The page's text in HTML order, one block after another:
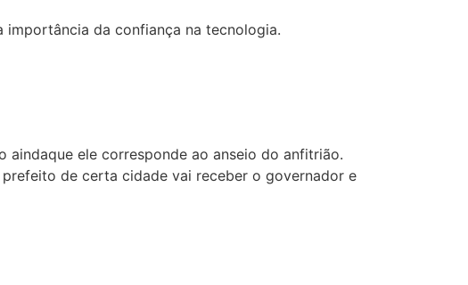
importância da confiança na tecnologia.
ele corresponde ao anseio do anfitrião.
de certa cidade vai receber o governador e